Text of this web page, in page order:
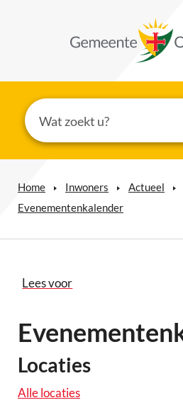
Home Inwoners
Actueel
Evenementenkalender
Lees voor
Locaties
Alle locaties